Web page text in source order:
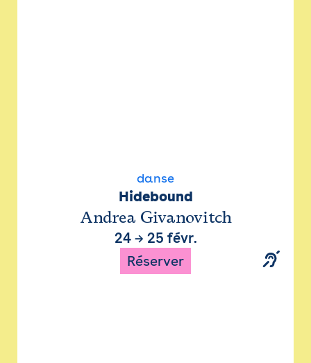
danse
Hidebound
Andrea Givanovitch
24→ 25 févr.
Réserver